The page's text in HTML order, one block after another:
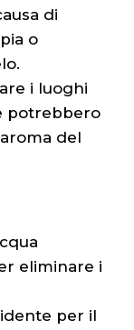
di
o
i luoghi
potrebbero
del
eliminare i
per il